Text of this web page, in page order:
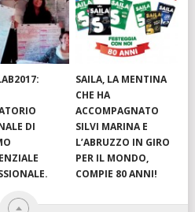
DI
SAILA, LA MENTINA
CHE HA
ACCOMPAGNATO
SILVI MARINA E
L’ABRUZZO IN GIRO
PER IL MONDO,
COMPIE 80 ANNI!